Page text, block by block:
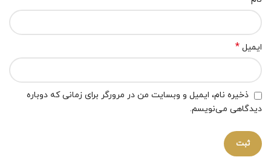
ایمیل *
ذخیره نام، ایمیل و وبسایت من در مرورگر برای زمانی که دوباره
دیدگاهی می‌نویسم.